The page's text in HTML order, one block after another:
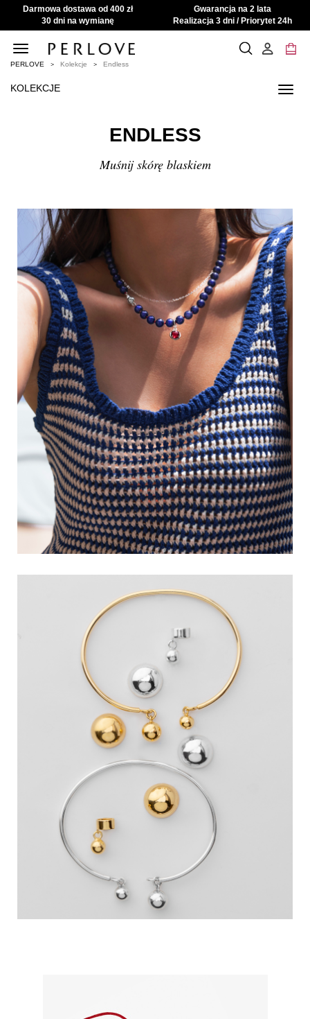
Darmowa dostawa od 400 zł
Gwarancja na 2 lata
30 dni na wymianę
Realizacja 3 dni / Priorytet 24h
Toggle
navigation
PERLOVE Kolekcje Endless
KOLEKCJE
ENDLESS
Muśnij skórę blaskiem